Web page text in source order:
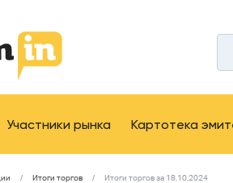
Участники рынка Картотека
Итоги торгов Итоги торгов за 18.10.2024